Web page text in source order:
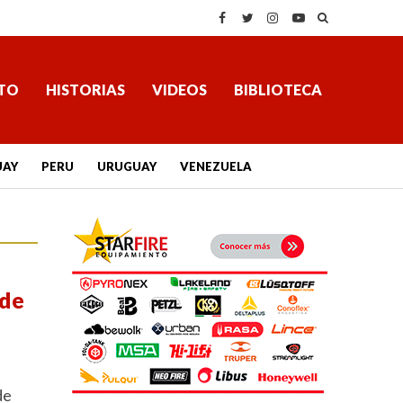
HISTORIAS VIDEOS BIBLIOTECA
PERU URUGUAY VENEZUELA